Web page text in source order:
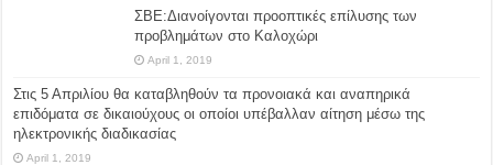
ΣΒΕ:Διανοίγονται προοπτικές επίλυσης των
προβλημάτων στο Καλοχώρι
April 1, 2019
Στις 5 Απριλίου θα καταβληθούν τα προνοιακά και αναπηρικά
επιδόματα σε δικαιούχους οι οποίοι υπέβαλλαν αίτηση μέσω της
ηλεκτρονικής διαδικασίας
April 1, 2019